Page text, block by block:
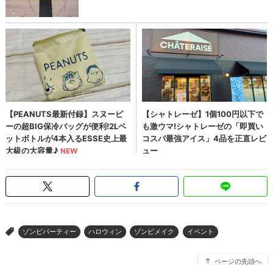
> ゾンビパーティー ハロウィン ゾンビメイク イベント
ページの先頭へ